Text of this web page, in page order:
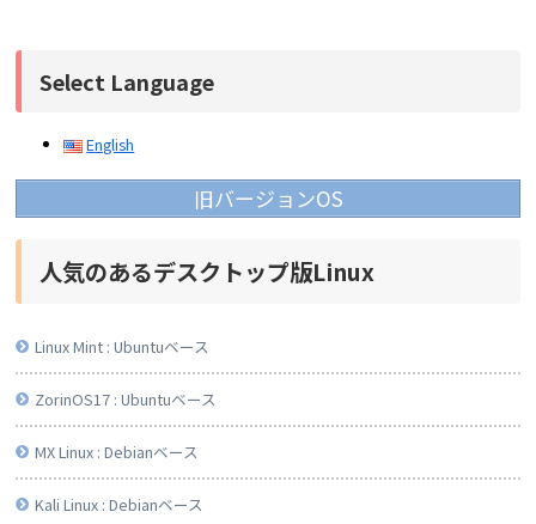
Select Language
English
旧バージョンOS
人気のあるデスクトップ版Linux
Linux Mint : Ubuntuベース
ZorinOS17 : Ubuntuベース
MX Linux : Debianベース
Kali Linux : Debianベース